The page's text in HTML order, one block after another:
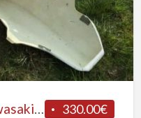
330.00€
Ensemble poly piste Kawasaki zx10r